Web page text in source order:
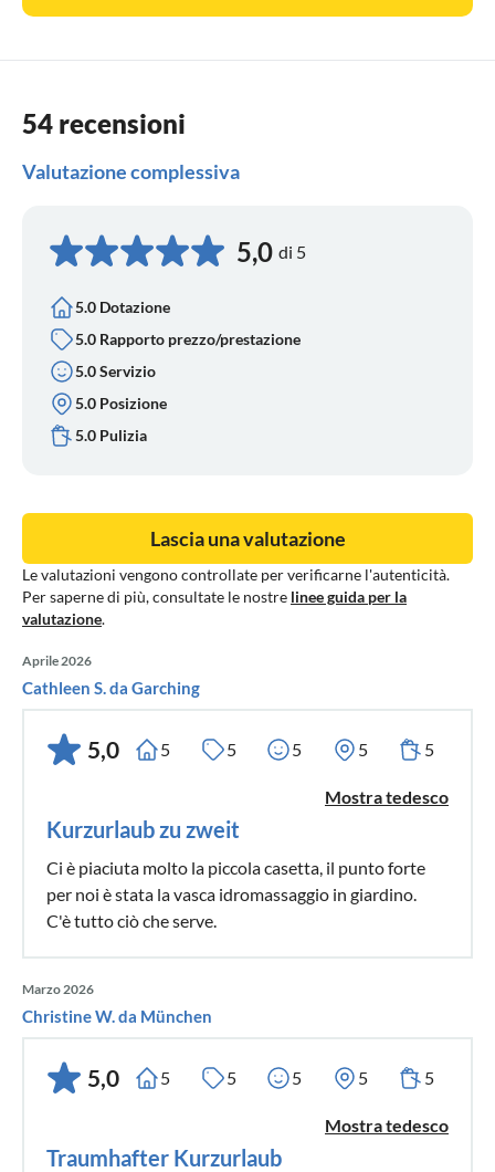
54 recensioni
Valutazione complessiva
5,0 di 5
5.0 Dotazione
5.0 Rapporto prezzo/prestazione
5.0 Servizio
5.0 Posizione
5.0 Pulizia
Le valutazioni vengono controllate per verificarne l'autenticità.
Per saperne di più, consultate le nostre linee guida per la
valutazione.
Lascia una valutazione
Aprile 2026
Cathleen S. da Garching
5,0 5 5 5 5 5
Mostra tedesco
Kurzurlaub zu zweit
Ci è piaciuta molto la piccola casetta, il punto forte
per noi è stata la vasca idromassaggio in giardino.
C'è tutto ciò che serve.
Marzo 2026
Christine W. da München
5,0 5 5 5 5 5
Mostra tedesco
Traumhafter Kurzurlaub